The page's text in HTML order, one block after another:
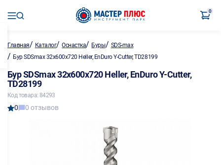
0
Главная/ Каталог/Оснастка/ Буры/ SDS-max
/ Бур SDSmax 32х600х720 Heller, EnDuro Y-Cutter, TD28199
Бур SDSmax 32х600х720 Heller, EnDuro Y-Cutter,
TD28199
Код товара: 84293
0 0 отзывов